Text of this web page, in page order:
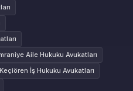
Aile Hukuku Avukatları
Keçiören İş Hukuku Avukatları